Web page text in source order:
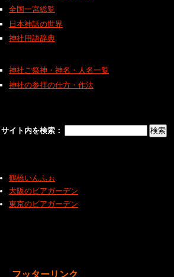
全国一宮総覧
日本神話の世界
神社用語辞典
神社ご祭神・神名・人名一覧
神社の参拝の仕方・作法
サイト内を検索：
鶴橋いんふぉ
大阪のビアガーデン
東京のビアガーデン
フッターリンク